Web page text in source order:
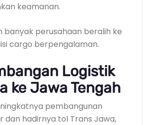
keamanan.
banyak perusahaan beralih ke
cargo berpengalaman.
Logistik
ke Jawa Tengah
pembangunan
dan hadirnya tol Trans Jawa,